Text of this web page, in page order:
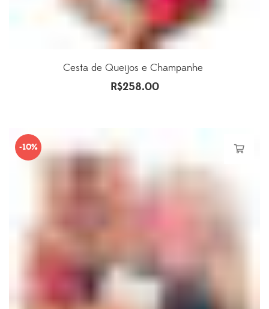
Cesta de Queijos e Champanhe ​
R$258.00
-10%